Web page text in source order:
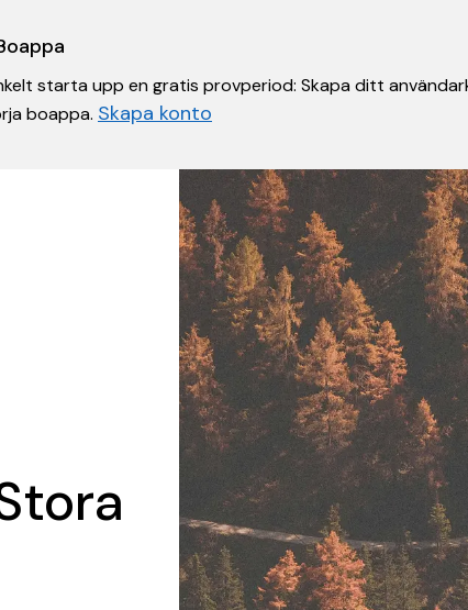
starta upp en gratis provperiod: Skapa ditt
boappa. Skapa konto